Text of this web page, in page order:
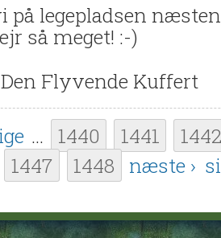
på legepladsen
så meget! :-)
Den Flyvende Kuffert
… 1440 1441
1442
1447 1448 næste ›